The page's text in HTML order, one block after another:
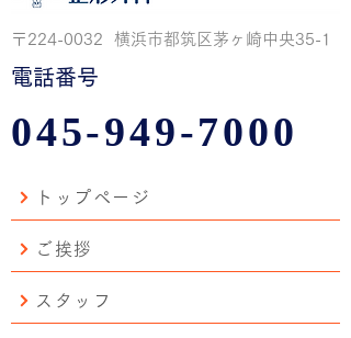
〒224-0032 横浜市都筑区茅ヶ崎中央35-1
電話番号
045-949-7000
トップページ
ご挨拶
スタッフ